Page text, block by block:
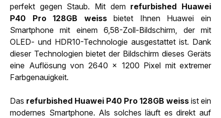
perfekt gegen Staub. Mit dem refurbished Huawei
P40 Pro 128GB weissbietet Ihnen Huawei ein
Smartphone mit einem 6,58-Zoll-Bildschirm, der mit
OLED- und HDR10-Technologie ausgestattet ist. Dank
dieser Technologien bietet der Bildschirm dieses Geräts
eine Auflösung von 2640 x 1200 Pixel mit extremer
Farbgenauigkeit.
Das refurbished Huawei P40 Pro 128GB weiss ist ein
modernes Smartphone. Als solches läuft es direkt auf